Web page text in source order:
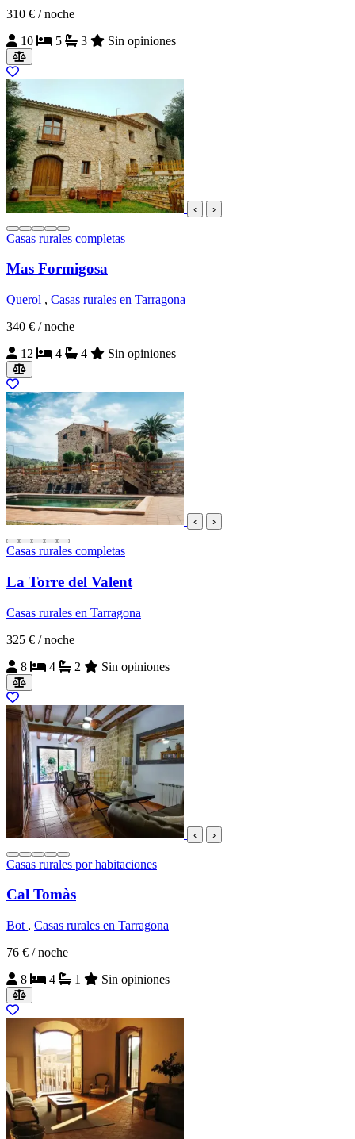
310 € / noche
10
5 3 Sin opiniones
‹ ›
Casas rurales completas
Mas Formigosa
Querol , Casas rurales en Tarragona
340 € / noche
12
4 4 Sin opiniones
‹ ›
Casas rurales completas
La Torre del Valent
Casas rurales en Tarragona
325 € / noche
8
4 2 Sin opiniones
‹ ›
Casas rurales por habitaciones
Cal Tomàs
Bot , Casas rurales en Tarragona
76 € / noche
8
4 1 Sin opiniones